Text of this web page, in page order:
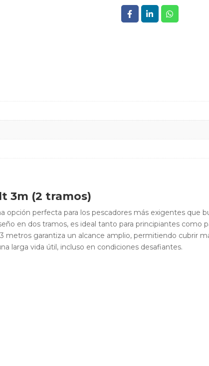
3m (2 tramos)
opción perfecta para los pescadores más exigentes que
en dos tramos, es ideal tanto para principiantes como
metros garantiza un alcance amplio, permitiendo cubrir
larga vida útil, incluso en condiciones desafiantes.